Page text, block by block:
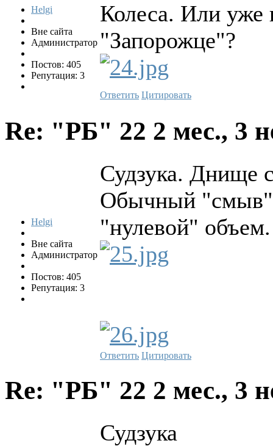
Helgi
Вне сайта
Администратор
Постов: 405
Репутация: 3
Колеса. Или уже
"Запорожце"?
Ответить Цитировать
Re: "РБ" 22 2 мес., 3
Helgi
Вне сайта
Администратор
Постов: 405
Репутация: 3
Судзука. Днище
Обычный "смыв"
"нулевой" объем.
Ответить Цитировать
Re: "РБ" 22 2 мес., 3
Судзука